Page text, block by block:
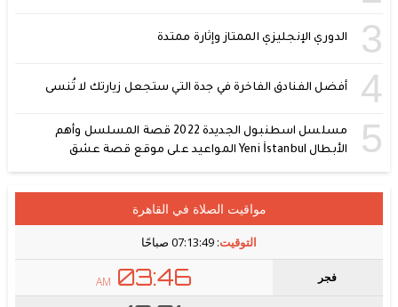
3 الدوري الإنجليزي الممتاز وإثارة ممتدة
4 أفضل الفنادق الفاخرة في جدة التي ستجعل زيارتك لا تُنسى
5
مسلسل اسطنبول الجديدة 2022 قصة المسلسل وأهم
الأبطال Yeni İstanbul المواعيد على موقع قصة عشق